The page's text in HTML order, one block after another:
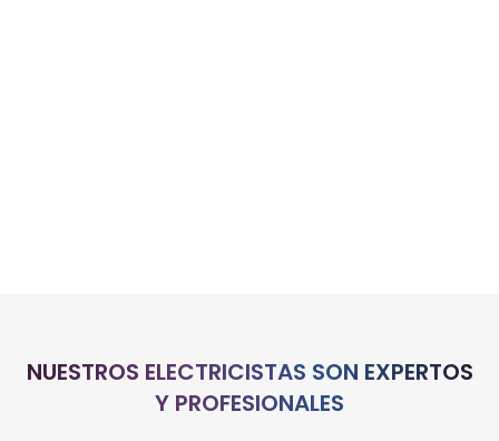
NUESTROS ELECTRICISTAS SON EXPERTOS
Y PROFESIONALES